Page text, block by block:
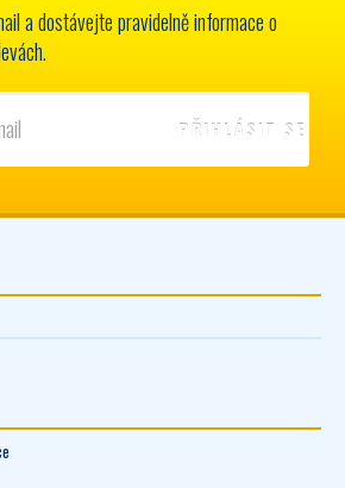
a dostávejte pravidelně informace o